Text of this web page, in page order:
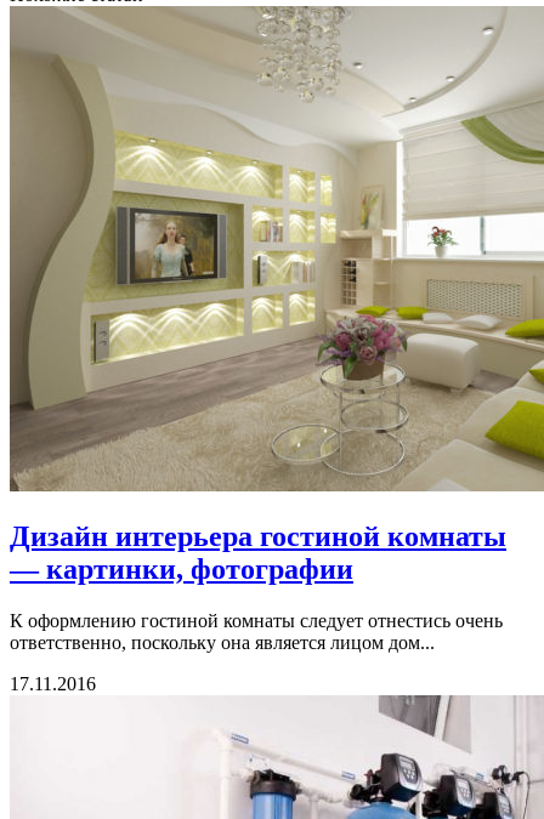
Дизайн интерьера гостиной комнаты
— картинки, фотографии
К оформлению гостиной комнаты следует отнестись очень
ответственно, поскольку она является лицом дом...
17.11.2016